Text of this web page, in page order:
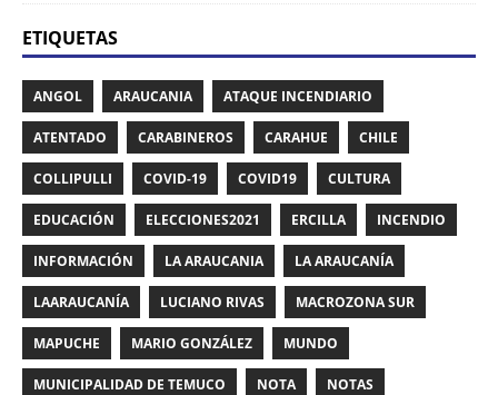
ETIQUETAS
ANGOL ARAUCANIA ATAQUE INCENDIARIO
ATENTADO CARABINEROS CARAHUE CHILE
COLLIPULLI COVID-19 COVID19 CULTURA
EDUCACIÓN ELECCIONES2021 ERCILLA INCENDIO
INFORMACIÓN LA ARAUCANIA LA ARAUCANÍA
LAARAUCANÍA LUCIANO RIVAS MACROZONA SUR
MAPUCHE MARIO GONZÁLEZ MUNDO
MUNICIPALIDAD DE TEMUCO NOTA NOTAS